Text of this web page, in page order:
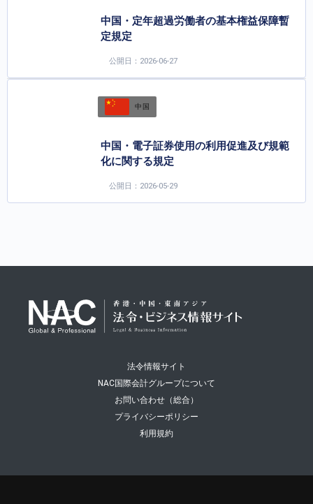
中国・定年超過労働者の基本権益保障暫
定規定
公開日：2026-06-27
中国
中国・電子証券使用の利用促進及び規範
化に関する規定
公開日：2026-05-29
法令情報サイト
NAC国際会計グループについて
お問い合わせ（総合）
プライバシーポリシー
利用規約